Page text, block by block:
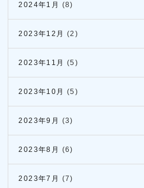
2024年1月 (8)
2023年12月 (2)
2023年11月 (5)
2023年10月 (5)
2023年9月 (3)
2023年8月 (6)
2023年7月 (7)